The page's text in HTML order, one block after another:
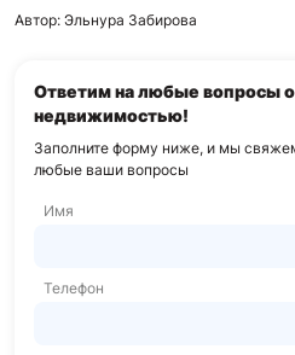
Автор: Эльнура Забирова
Ответим на любые вопросы
недвижимостью!
Заполните форму ниже, и мы
любые ваши вопросы
Имя
Телефон